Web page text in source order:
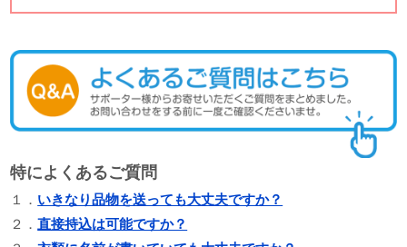
特によくあるご質問
１． いきなり品物を送っても大丈夫ですか？
２．直接持込は可能ですか？